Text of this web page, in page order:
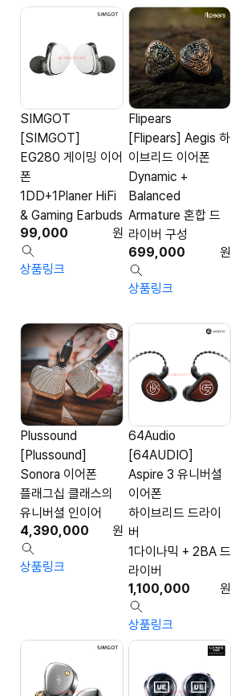
SIMGOT
[SIMGOT]
EG280 게이밍 이어
폰
1DD+1Planer HiFi
& Gaming Earbuds
99,000
원
상품링크
Flipears
[Flipears] Aegis 하
이브리드 이어폰
Dynamic +
Balanced
Armature 혼합 드
라이버 구성
699,000
원
상품링크
Plussound
[Plussound]
Sonora 이어폰
플래그십 클래스의
유니버셜 인이어
4,390,000
원
상품링크
64Audio
[64AUDIO]
Aspire 3 유니버셜
이어폰
하이브리드 드라이
버
1다이나믹 + 2BA 드
라이버
1,100,000
원
상품링크